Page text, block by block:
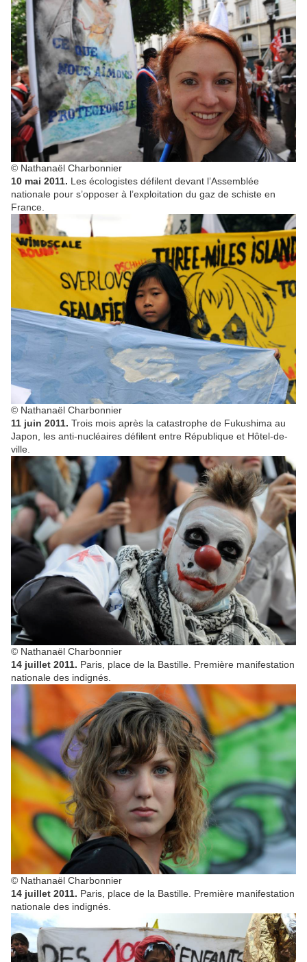
© Nathanaël Charbonnier
10 mai 2011. Les écologistes défilent devant l’Assemblée
nationale pour s’opposer à l’exploitation du gaz de schiste en
France.
© Nathanaël Charbonnier
11 juin 2011. Trois mois après la catastrophe de Fukushima au
Japon, les anti-nucléaires défilent entre République et Hôtel-de-
ville.
© Nathanaël Charbonnier
14 juillet 2011. Paris, place de la Bastille. Première manifestation
nationale des indignés.
© Nathanaël Charbonnier
14 juillet 2011. Paris, place de la Bastille. Première manifestation
nationale des indignés.